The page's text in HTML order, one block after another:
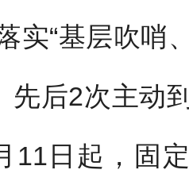
实“基层吹哨
先后2次主动
11日起，固